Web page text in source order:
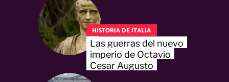
HISTORIA DE ITALIA
Las guerras del nuevo
imperio de Octavio
Cesar Augusto